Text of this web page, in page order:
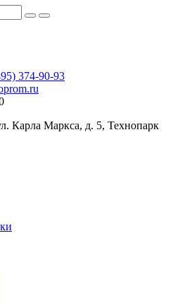
374-90-93
Карла Маркса, д. 5, Технопарк